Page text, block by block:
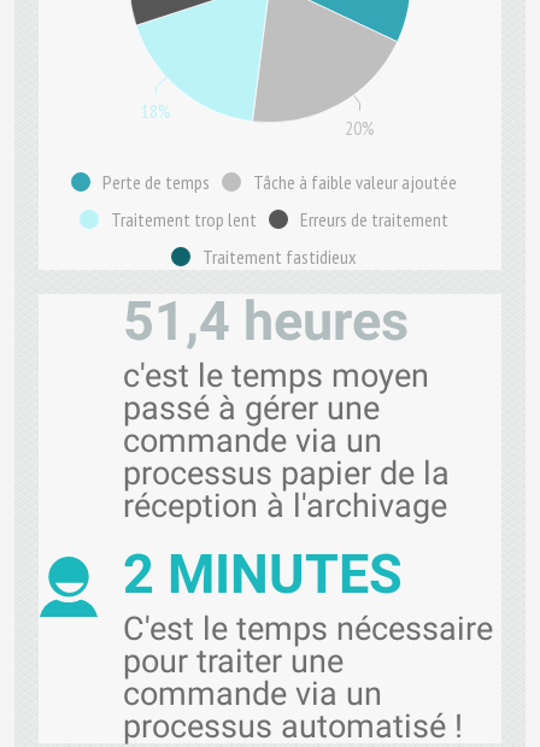
Perte de temps
Tâche à faible valeur ajoutée
Traitement trop lent
Erreurs de traitement
Traitement fastidieux
20%
18%
51,4 heures
c'est le temps moyen
passé à gérer une
commande via un
processus papier de la
réception à l'archivage
2 MINUTES
C'est le temps nécessaire
pour traiter une
commande via un
processus automatisé !